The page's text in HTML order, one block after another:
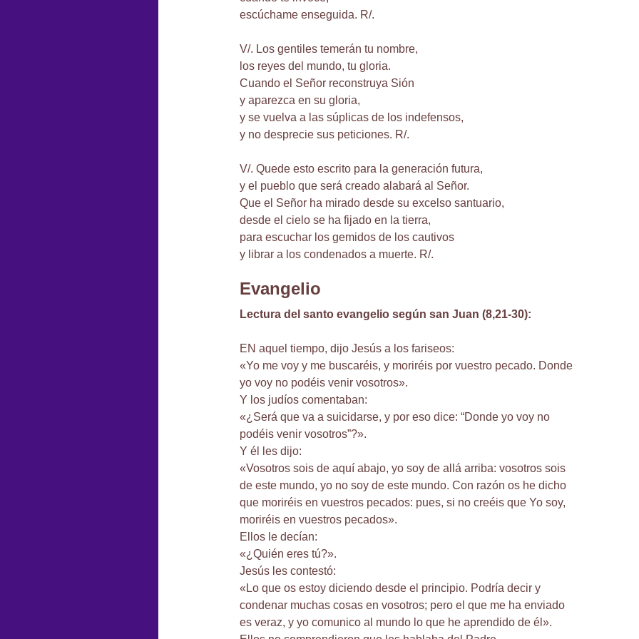
escúchame enseguida. R/.
V/. Los gentiles temerán tu nombre,
los reyes del mundo, tu gloria.
Cuando el Señor reconstruya Sión
y aparezca en su gloria,
y se vuelva a las súplicas de los indefensos,
y no desprecie sus peticiones. R/.
V/. Quede esto escrito para la generación futura,
y el pueblo que será creado alabará al Señor.
Que el Señor ha mirado desde su excelso santuario,
desde el cielo se ha fijado en la tierra,
para escuchar los gemidos de los cautivos
y librar a los condenados a muerte. R/.
Evangelio
Lectura del santo evangelio según san Juan (8,21-30):
EN aquel tiempo, dijo Jesús a los fariseos:
«Yo me voy y me buscaréis, y moriréis por vuestro pecado. Donde
yo voy no podéis venir vosotros».
Y los judíos comentaban:
«¿Será que va a suicidarse, y por eso dice: “Donde yo voy no
podéis venir vosotros”?».
Y él les dijo:
«Vosotros sois de aquí abajo, yo soy de allá arriba: vosotros sois
de este mundo, yo no soy de este mundo. Con razón os he dicho
que moriréis en vuestros pecados: pues, si no creéis que Yo soy,
moriréis en vuestros pecados».
Ellos le decían:
«¿Quién eres tú?».
Jesús les contestó:
«Lo que os estoy diciendo desde el principio. Podría decir y
condenar muchas cosas en vosotros; pero el que me ha enviado
es veraz, y yo comunico al mundo lo que he aprendido de él».